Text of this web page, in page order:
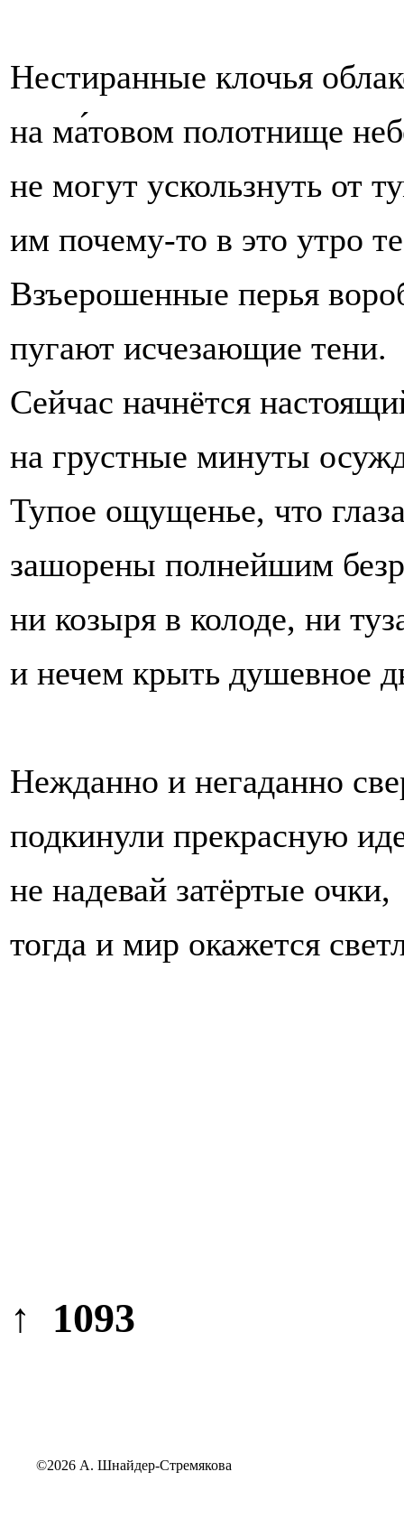
Нестиранные клочья
на ма́товом полотнище
не могут ускользнуть от
им почему-то в это утро
Взъерошенные перья
пугают исчезающие тени.
Сейчас начнётся
на грустные минуты
Тупое ощущенье, что
зашорены полнейшим
ни козыря в колоде, ни
и нечем крыть душевное
Нежданно и негаданно
подкинули прекрасную
не надевай затёртые очки,
тогда и мир окажется
↑ 1093
©2026 А. Шнайдер-Стремякова